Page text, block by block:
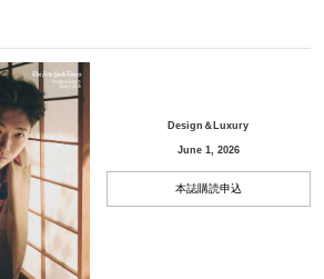
Design＆Luxury
June 1, 2026
本誌購読申込